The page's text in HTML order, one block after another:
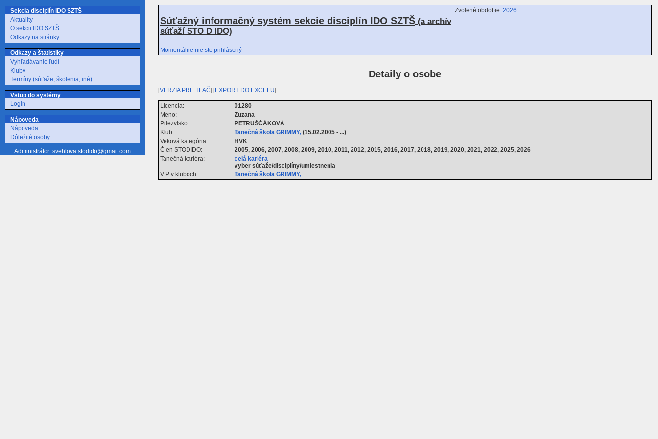
Sekcia disciplín IDO SZTŠ
Aktuality
O sekcii IDO SZTŠ
Odkazy na stránky
Odkazy a štatistiky
Vyhľadávanie ľudí
Kluby
Termíny (súťaže, školenia, iné)
Vstup do systémy
Login
Nápoveda
Nápoveda
Dôležité osoby
Administrátor: svehlova.stodido@gmail.com
Súťažný informačný systém sekcie disciplín IDO SZTŠ(a archív
súťaží STO D IDO)
Zvolené obdobie: 2026
Momentálne nie ste prihlásený
Detaily o osobe
[VERZIA PRE TLAČ] [EXPORT DO EXCELU]
Licencia:
01280
Meno:
Zuzana
Priezvisko:
PETRUŠČÁKOVÁ
Klub:
Tanečná škola GRIMMY, (15.02.2005 - ...)
Veková kategória:
HVK
Člen STODIDO:
2005, 2006, 2007, 2008, 2009, 2010, 2011, 2012, 2015, 2016, 2017, 2018, 2019, 2020, 2021, 2022, 2025, 2026
Tanečná kariéra:
celá kariéra
vyber súťaže/disciplíny/umiestnenia
VIP v kluboch:
Tanečná škola GRIMMY,